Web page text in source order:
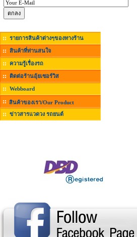
รายการสินค้าต่างๆของทางร้าน
สินค้าที่ท่านสนใจ
ความรู้เรื่องรถ
ติดต่อร้านอุ้ยเซอร์วิส
Webboard
สินค้าของเรา/Our Product
ข่าวสารแวดวง รถยนต์